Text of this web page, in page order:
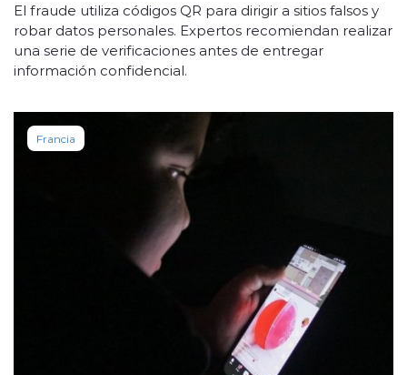
El fraude utiliza códigos QR para dirigir a sitios falsos y
robar datos personales. Expertos recomiendan realizar
una serie de verificaciones antes de entregar
información confidencial.
Francia